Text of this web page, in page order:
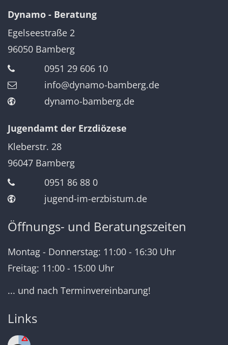
Dynamo - Beratung
Egelseestraße 2
96050 Bamberg
0951 29 606 10
info@dynamo-bamberg.de
dynamo-bamberg.de
Jugendamt der Erzdiözese
Kleberstr. 28
96047 Bamberg
0951 86 88 0
jugend-im-erzbistum.de
Öffnungs- und Beratungszeiten
Montag - Donnerstag: 11:00 - 16:30 Uhr
Freitag: 11:00 - 15:00 Uhr
... und nach Terminvereinbarung!
Links